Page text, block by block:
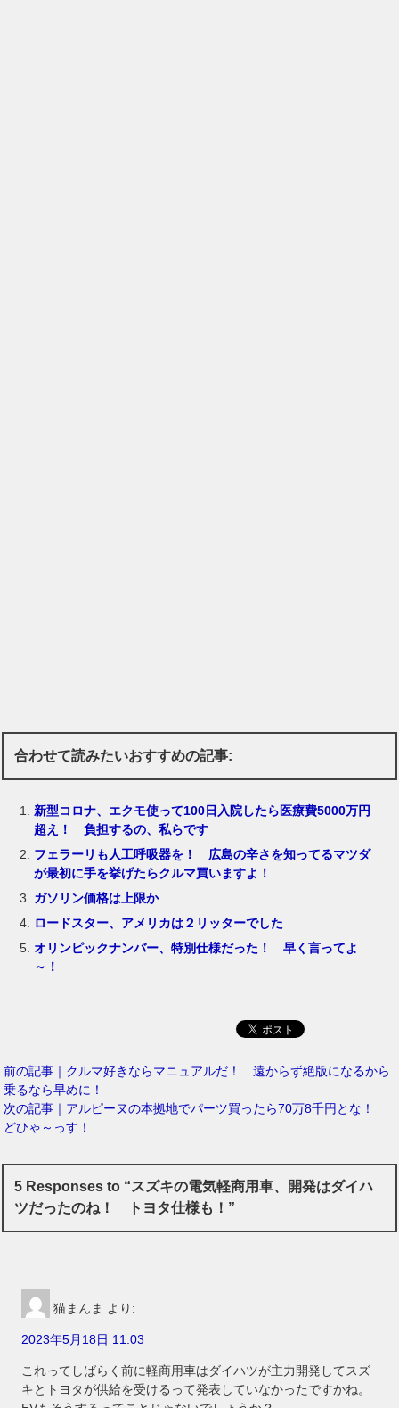
合わせて読みたいおすすめの記事:
新型コロナ、エクモ使って100日入院したら医療費5000万円
超え！ 負担するの、私らです
フェラーリも人工呼吸器を！ 広島の辛さを知ってるマツダ
が最初に手を挙げたらクルマ買いますよ！
ガソリン価格は上限か
ロードスター、アメリカは２リッターでした
オリンピックナンバー、特別仕様だった！ 早く言ってよ
～！
前の記事｜クルマ好きならマニュアルだ！ 遠からず絶版になるから
乗るなら早めに！
次の記事｜アルピーヌの本拠地でパーツ買ったら70万8千円とな！
どひゃ～っす！
5 Responses to “スズキの電気軽商用車、開発はダイハ
ツだったのね！ トヨタ仕様も！”
猫まんま より:
2023年5月18日 11:03
これってしばらく前に軽商用車はダイハツが主力開発してスズ
キとトヨタが供給を受けるって発表していなかったですかね。